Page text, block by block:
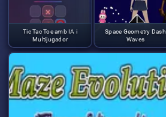
Tic Tac Toe amb IA i
Multijugador
Space Geometry Dash
Waves